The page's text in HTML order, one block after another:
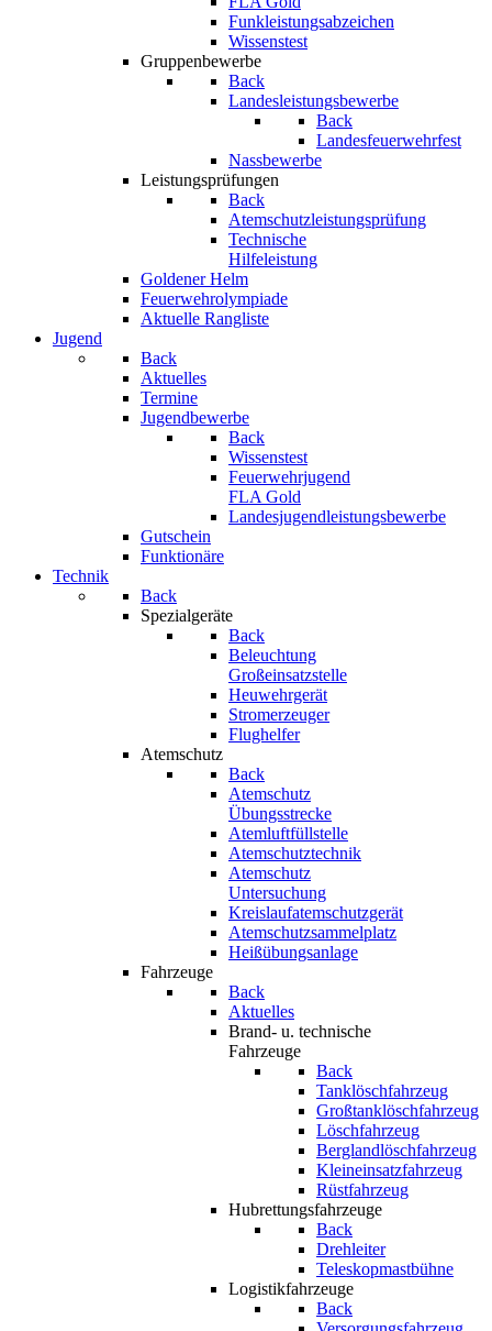
Funkleistungsabzeichen
Wissenstest
Gruppenbewerbe
Back
Landesleistungsbewerbe
Back
Landesfeuerwehrfest
Nassbewerbe
Leistungsprüfungen
Back
Atemschutzleistungsprüfung
Technische
Hilfeleistung
Goldener Helm
Feuerwehrolympiade
Aktuelle Rangliste
Jugend
Back
Aktuelles
Termine
Jugendbewerbe
Back
Wissenstest
Feuerwehrjugend
FLA Gold
Landesjugendleistungsbewerbe
Gutschein
Funktionäre
Technik
Back
Spezialgeräte
Back
Beleuchtung
Großeinsatzstelle
Heuwehrgerät
Stromerzeuger
Flughelfer
Atemschutz
Back
Atemschutz
Übungsstrecke
Atemluftfüllstelle
Atemschutztechnik
Atemschutz
Untersuchung
Kreislaufatemschutzgerät
Atemschutzsammelplatz
Heißübungsanlage
Fahrzeuge
Back
Aktuelles
Brand- u. technische
Fahrzeuge
Back
Tanklöschfahrzeug
Großtanklöschfahrzeug
Löschfahrzeug
Berglandlöschfahrzeug
Kleineinsatzfahrzeug
Rüstfahrzeug
Hubrettungsfahrzeuge
Back
Drehleiter
Teleskopmastbühne
Logistikfahrzeuge
Back